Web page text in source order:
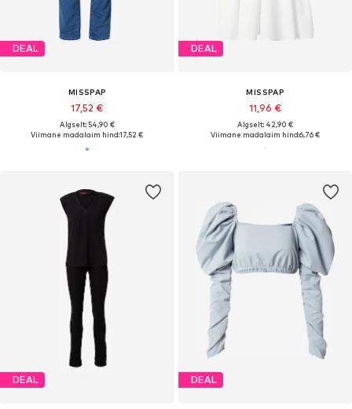
DEAL
MISSPAP
17,52 €
Algselt: 54,90 €
Viimane madalaim hind:17,52 €
DEAL
MISSPAP
11,96 €
Algselt: 42,90 €
Viimane madalaim hind:6,76 €
DEAL DEAL